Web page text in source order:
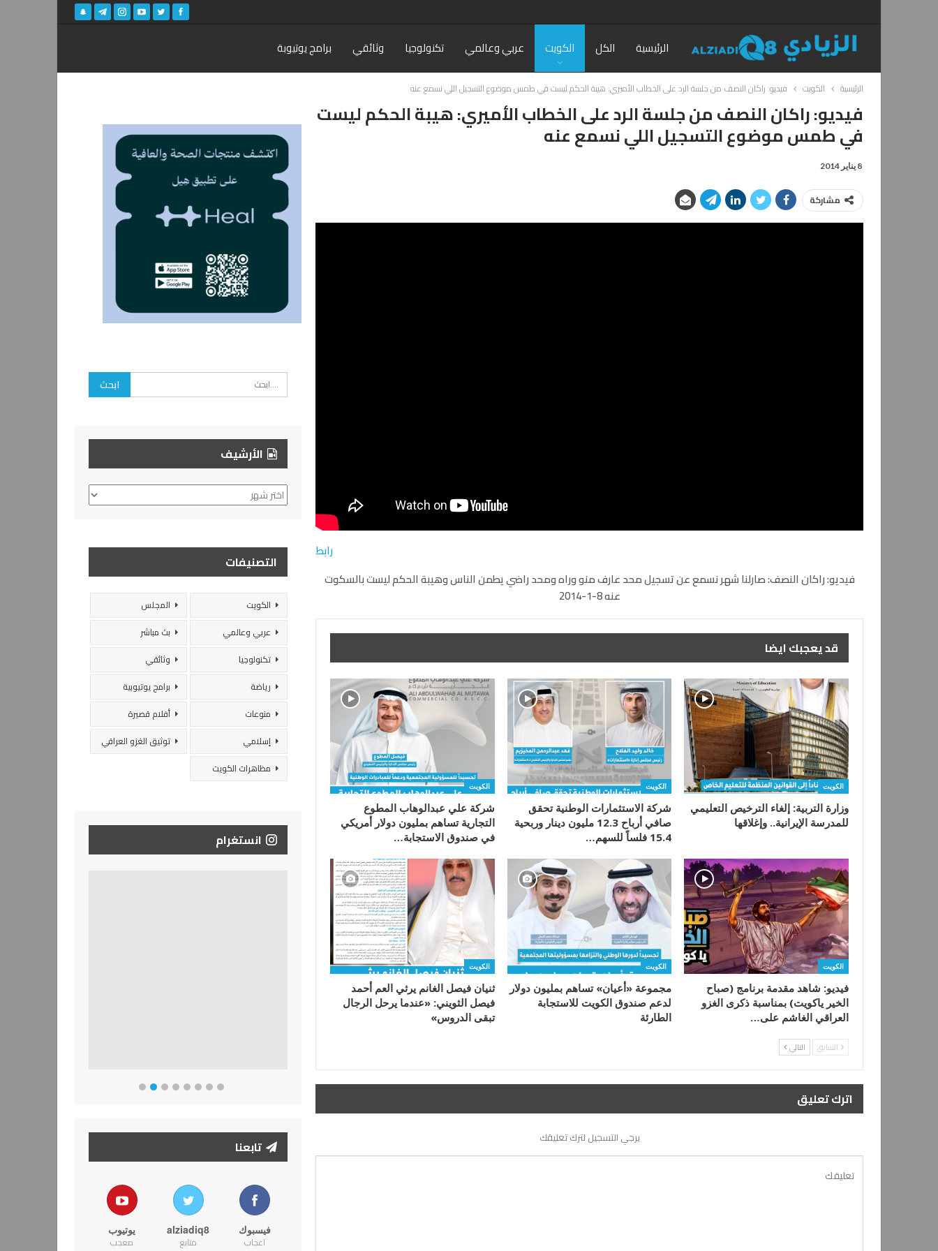
الرئيسية الكل الكويت عربي وعالمي تكنولوجيا وثائقي برامج يوتيوبة
الرئيسية الكويت فيديو: راكان النصف من جلسة الرد على الخطاب الأميري: هيبة الحكم ليست في طمس موضوع التسجيل اللي نسمع عنه
فيديو: راكان النصف من جلسة الرد على الخطاب الأميري: هيبة الحكم ليست
في طمس موضوع التسجيل اللي نسمع عنه
8 يناير 2014
مشاركة
رابط
فيديو: راكان النصف: صارلنا شهر نسمع عن تسجيل محد عارف منو وراه ومحد راضي يطمن الناس وهيبة الحكم ليست بالسكوت
عنه 8-1-2014
قد يعجبك ايضا
الكويت
وزارة التربية: إلغاء الترخيص التعليمي
للمدرسة الإيرانية.. وإغلاقها
الكويت
شركة الاستثمارات الوطنية تحقق
صافي أرباح 12.3 مليون دينار وربحية
15.4 فلساً للسهم…
الكويت
شركة علي عبدالوهاب المطوع
التجارية تساهم بمليون دولار أمريكي
في صندوق الاستجابة…
الكويت
فيديو: شاهد مقدمة برنامج (صباح
الخير ياكويت) بمناسبة ذكرى الغزو
العراقي الغاشم على…
الكويت
مجموعة «أعيان» تساهم بمليون دولار
لدعم صندوق الكويت للاستجابة
الطارئة
الكويت
ثنيان فيصل الغانم يرثي العم أحمد
فيصل الثويني: «عندما يرحل الرجال
تبقى الدروس»
السابق التالي
اترك تعليق
يرجي التسجيل لترك تعليقك
الأرشيف
الأرشيف
التصنيفات
الكويت
المجلس
عربي وعالمي
بث مباشر
تكنولوجيا
وثائقي
رياضة
برامج يوتيوبية
منوعات
أفلام قصيرة
إسلامي
توثيق الغزو العراقي
مظاهرات الكويت
انستغرام
تابعنا
فيسبوك
اعجاب
alziadiq8
متابع
يوتيوب
معجب